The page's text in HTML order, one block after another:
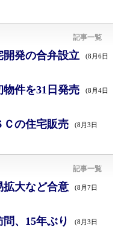
記事一覧
発の合弁設立 (8月6日
件を31日発売 (8月4日
Ｃの住宅販売 (8月3日
記事一覧
拡大など合意 (8月7日
、15年ぶり (8月3日